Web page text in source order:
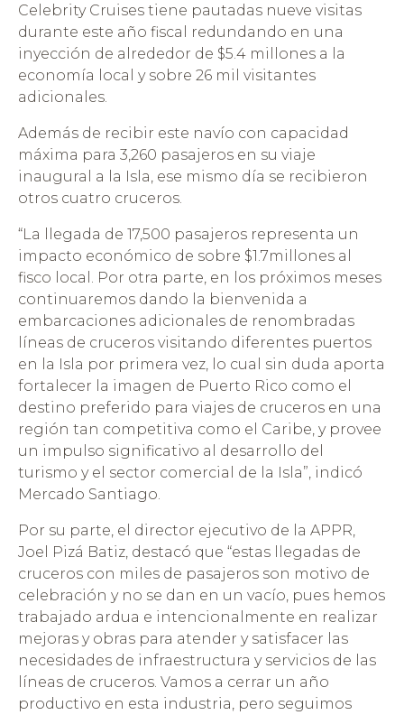
Celebrity Cruises tiene pautadas nueve visitas
durante este año fiscal redundando en una
inyección de alrededor de $5.4 millones a la
economía local y sobre 26 mil visitantes
adicionales.
Además de recibir este navío con capacidad
máxima para 3,260 pasajeros en su viaje
inaugural a la Isla, ese mismo día se recibieron
otros cuatro cruceros.
“La llegada de 17,500 pasajeros representa un
impacto económico de sobre $1.7millones al
fisco local. Por otra parte, en los próximos meses
continuaremos dando la bienvenida a
embarcaciones adicionales de renombradas
líneas de cruceros visitando diferentes puertos
en la Isla por primera vez, lo cual sin duda aporta
fortalecer la imagen de Puerto Rico como el
destino preferido para viajes de cruceros en una
región tan competitiva como el Caribe, y provee
un impulso significativo al desarrollo del
turismo y el sector comercial de la Isla”, indicó
Mercado Santiago.
Por su parte, el director ejecutivo de la APPR,
Joel Pizá Batiz, destacó que “estas llegadas de
cruceros con miles de pasajeros son motivo de
celebración y no se dan en un vacío, pues hemos
trabajado ardua e intencionalmente en realizar
mejoras y obras para atender y satisfacer las
necesidades de infraestructura y servicios de las
líneas de cruceros. Vamos a cerrar un año
productivo en esta industria, pero seguimos